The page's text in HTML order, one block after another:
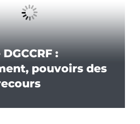
:
pouvoirs des